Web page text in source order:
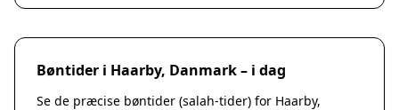
Bøntider i Haarby, Danmark – i dag
Se de præcise bøntider (salah-tider) for Haarby,